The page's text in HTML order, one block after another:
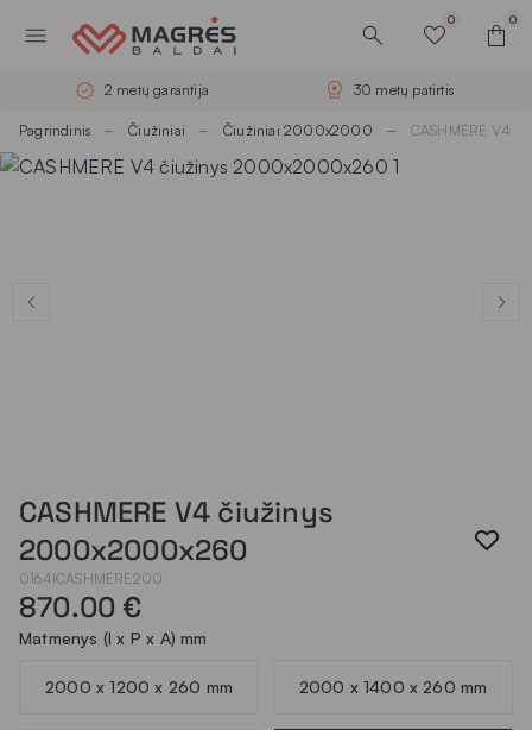
0 0
2 metų garantija 30 metų patirtis
Pagrindinis Čiužiniai Čiužiniai 2000x2000 CASHMERE V4
CASHMERE V4 čiužinys
2000x2000x260
0164ICASHMERE200
870.00 €
Matmenys (I x P x A) mm
2000 x 1200 x 260 mm 2000 x 1400 x 260 mm